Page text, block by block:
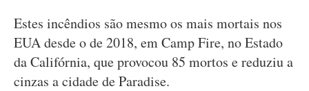
Estes incêndios são mesmo os mais mortais nos
EUA desde o de 2018, em Camp Fire, no Estado
da Califórnia, que provocou 85 mortos e reduziu a
cinzas a cidade de Paradise.